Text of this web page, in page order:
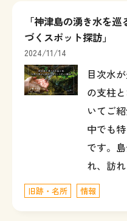
「神津島の湧き水を
づくスポット探訪」
2024/11/14
目次水
の支柱
いてご
中でも
です。
れ、訪
旧跡・名所 情報